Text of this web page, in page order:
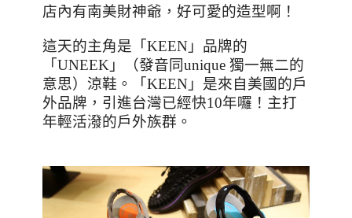
店內有南美財神爺，好可愛的造型啊！
這天的主角是「 KEEN 」品牌的
「 UNEEK 」（發音同unique 獨一無二的
意思）涼鞋。「 KEEN 」是來自美國的戶
外品牌，引進台灣已經快10年囉！主打
年輕活潑的戶外族群。